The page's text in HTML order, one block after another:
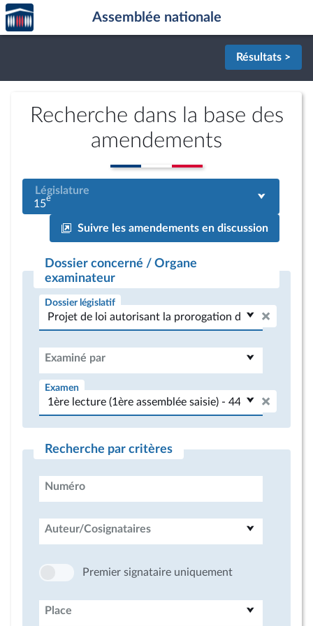
Aller au contenu
Aller en bas de la page
Accèder
à la
page
Assemblée nationale
Résultats >
Recherche dans la base des
amendements
Législature
15e
Suivre les amendements en discussion
Dossier concerné / Organe
examinateur
Dossier législatif
Examiné par
Examen
Recherche par critères
Numéro
Auteur/Cosignataires
Premier signataire uniquement
Place